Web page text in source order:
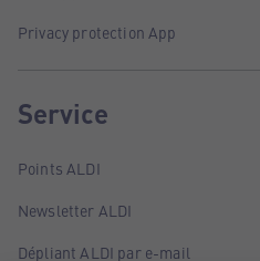
Privacy protection App
Service
Points ALDI
Newsletter ALDI
Dépliant ALDI par e-mail